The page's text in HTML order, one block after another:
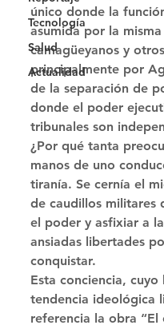
Tecnología
Salud
Actualidad
único donde la
asumida por la
camagüeyanos y
principalmente por
de la separación de
donde el poder
tribunales son
¿Por qué tanta
manos de uno
tiranía. Se cernía el
de caudillos militares
el poder y asfixiar a
ansiadas libertades
conquistar.
Esta conciencia,
tendencia ideológica
referencia la obra “El